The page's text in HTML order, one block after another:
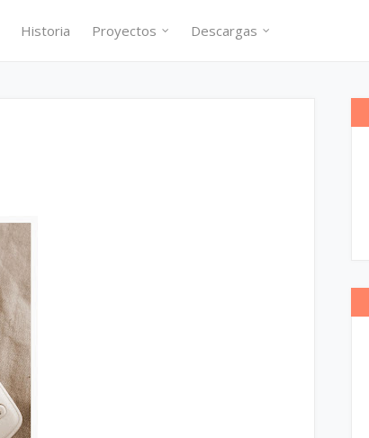
Historia Proyectos Descargas